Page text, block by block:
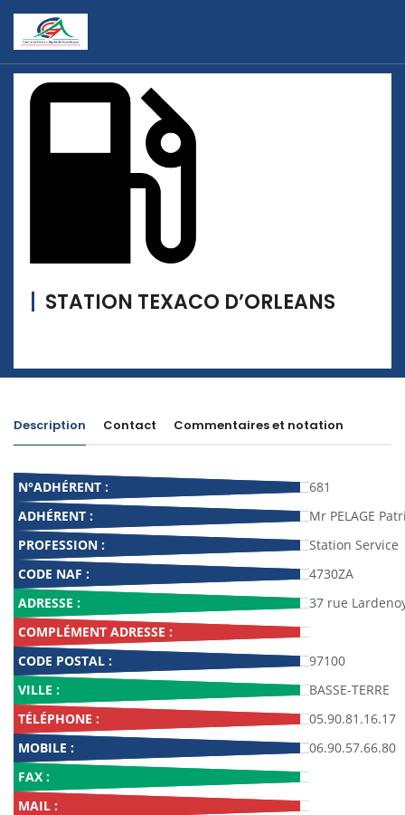
STATION TEXACO D’ORLEANS
Description Contact Commentaires et notation
N°ADHÉRENT :
681
ADHÉRENT :
Mr PELAGE
PROFESSION :
Station Service
CODE NAF :
4730ZA
ADRESSE :
37 rue
COMPLÉMENT ADRESSE :
CODE POSTAL :
97100
VILLE :
BASSE-TERRE
TÉLÉPHONE :
05.90.81.16.17
MOBILE :
06.90.57.66.80
FAX :
MAIL :